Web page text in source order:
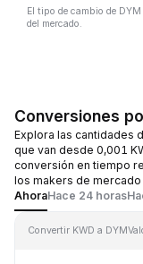
El tipo de cambio de
del mercado.
Conversiones
Explora las cantidades
que van desde 0,001
conversión en tiempo
los makers de mercado
AhoraHace 24 horas
Convertir KWD a DYM